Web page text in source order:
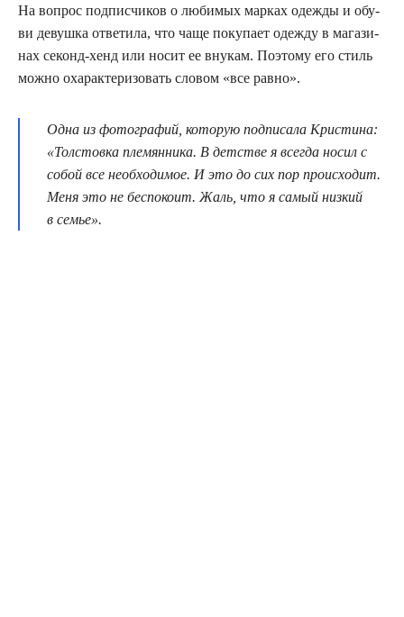
На вопрос под­пис­чи­ков о люби­мых мар­ках одеж­ды и обу­
ви девуш­ка отве­ти­ла, что чаще поку­па­ет одеж­ду в мага­зи­
нах секонд-хенд или носит ее вну­кам. Поэто­му его стиль
мож­но оха­рак­те­ри­зо­вать сло­вом «все равно».
Одна из фото­гра­фий, кото­рую под­пи­са­ла Кри­сти­на:
«Тол­стов­ка пле­мян­ни­ка. В дет­стве я все­гда носил с
собой все необ­хо­ди­мое. И это до сих пор про­ис­хо­дит.
Меня это не бес­по­ко­ит. Жаль, что я самый низ­кий
в семье».